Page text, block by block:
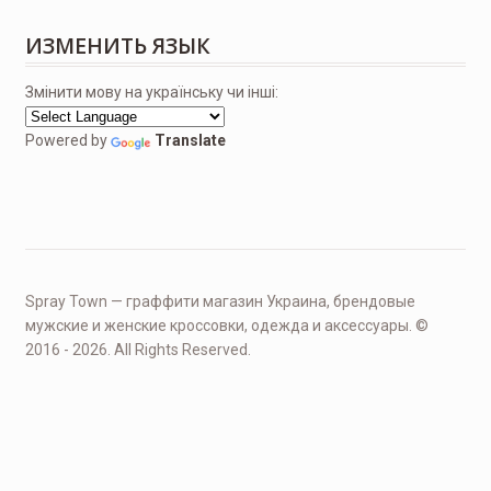
ИЗМЕНИТЬ ЯЗЫК
Змінити мову на українську чи інші:
Powered by Translate
Spray Town — граффити магазин Украина, брендовые
мужские и женские кроссовки, одежда и аксессуары. ©
2016 - 2026. All Rights Reserved.